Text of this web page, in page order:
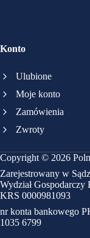
Konto
Ulubione
Moje konto
Zamówienia
Zwroty
Copyright © 2026
Zarejestrowany w
Wydział
KRS 0000981093
nr konta bankowego
1035 6799